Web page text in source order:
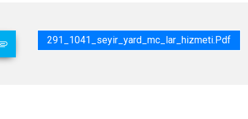
291_1041_seyir_yard_mc_lar_hizmeti.pdf